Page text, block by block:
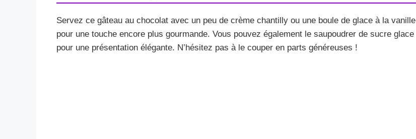
Servez ce gâteau au chocolat avec un peu de crème chantilly ou une boule de glace à la vanille
pour une touche encore plus gourmande. Vous pouvez également le saupoudrer de sucre glace
pour une présentation élégante. N’hésitez pas à le couper en parts généreuses !